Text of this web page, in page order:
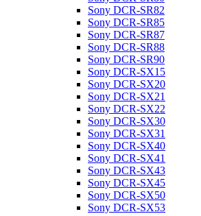
Sony DCR-SR82
Sony DCR-SR85
Sony DCR-SR87
Sony DCR-SR88
Sony DCR-SR90
Sony DCR-SX15
Sony DCR-SX20
Sony DCR-SX21
Sony DCR-SX22
Sony DCR-SX30
Sony DCR-SX31
Sony DCR-SX40
Sony DCR-SX41
Sony DCR-SX43
Sony DCR-SX45
Sony DCR-SX50
Sony DCR-SX53